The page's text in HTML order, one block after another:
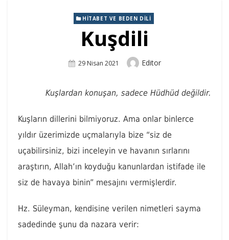
HITABET VE BEDEN DILI
Kuşdili
Posted
29 Nisan 2021 Author
Editor
Kuşlardan konuşan, sadece Hüdhüd değildir.
Kuşların dillerini bilmiyoruz. Ama onlar binlerce
yıldır üzerimizde uçmalarıyla bize “siz de
uçabilirsiniz, bizi inceleyin ve havanın sırlarını
araştırın, Allah’ın koyduğu kanunlardan istifade ile
siz de havaya binin” mesajını vermişlerdir.
Hz. Süleyman, kendisine verilen nimetleri sayma
sadedinde şunu da nazara verir: